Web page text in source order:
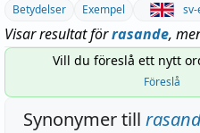
Betydelser Exempel
Visar resultat förrasande,
Vill du föreslå ett nytt
Föreslå
Synonymer till